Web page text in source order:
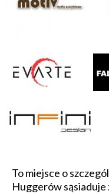
To miejsce o
Huggerów sąsiaduje